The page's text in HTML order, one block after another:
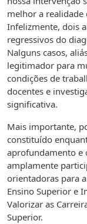
melhor a
Infelizmente, dois
regressivos do
Nalguns casos,
legitimador para
condições de
docentes e
significativa.
Mais importante,
constituído
aprofundamento e
amplamente
orientadoras para
Ensino Superior e
Valorizar as
Superior.